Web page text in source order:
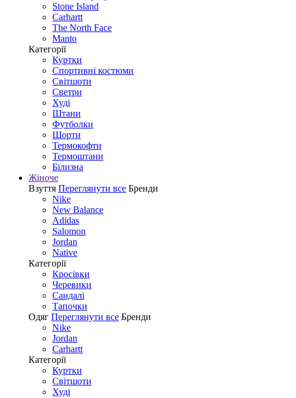
Stone Island
Carhartt
The North Face
Manto
Категорії
Куртки
Спортивні костюми
Світшоти
Светри
Худі
Штани
Футболки
Шорти
Термокофти
Термоштани
Білизна
Жіноче
Взуття Переглянути все Бренди
Nike
New Balance
Adidas
Salomon
Jordan
Native
Категорії
Кросівки
Черевики
Сандалі
Tапочки
Одяг Переглянути все Бренди
Nike
Jordan
Carhartt
Категорії
Куртки
Світшоти
Худі